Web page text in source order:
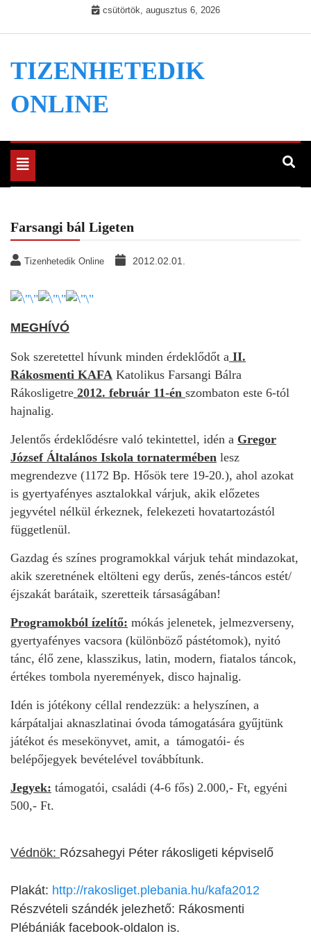
csütörtök, augusztus 6, 2026
TIZENHETEDIK
ONLINE
Toggle
navigation
Farsangi bál Ligeten
Tizenhetedik Online 2012.02.01.
MEGHÍVÓ
Sok szeretettel hívunk minden érdeklődőt a II.
Rákosmenti KAFA Katolikus Farsangi Bálra
Rákosligetre 2012. február 11-én szombaton este 6-tól
hajnalig.
Jelentős érdeklődésre való tekintettel, idén a Gregor
József Általános Iskola tornatermében lesz
megrendezve (1172 Bp. Hősök tere 19-20.), ahol azokat
is gyertyafényes asztalokkal várjuk, akik előzetes
jegyvétel nélkül érkeznek, felekezeti hovatartozástól
függetlenül.
Gazdag és színes programokkal várjuk tehát mindazokat,
akik szeretnének eltölteni egy derűs, zenés-táncos estét/
éjszakát barátaik, szeretteik társaságában!
Programokból ízelítő: mókás jelenetek, jelmezverseny,
gyertyafényes vacsora (különböző pástétomok), nyitó
tánc, élő zene, klasszikus, latin, modern, fiatalos táncok,
értékes tombola nyeremények, disco hajnalig.
Idén is jótékony céllal rendezzük: a helyszínen, a
kárpátaljai aknaszlatinai óvoda támogatására gyűjtünk
játékot és mesekönyvet, amit, a támogatói- és
belépőjegyek bevételével továbbítunk.
Jegyek: támogatói, családi (4-6 fős) 2.000,- Ft, egyéni
500,- Ft.
Védnök: Rózsahegyi Péter rákosligeti képviselő
Plakát: http://rakosliget.plebania.hu/kafa2012
Részvételi szándék jelezhető: Rákosmenti
Plébániák facebook-oldalon is.